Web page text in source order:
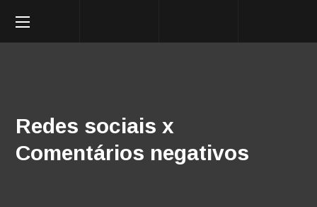
Redes sociais x
Comentários negativos